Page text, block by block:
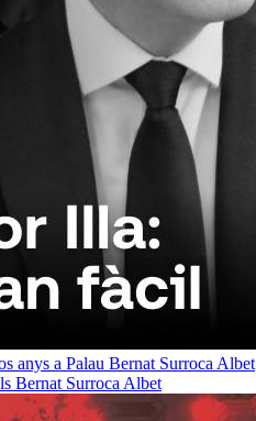
anys a Palau Bernat Surroca Albet
Bernat Surroca Albet